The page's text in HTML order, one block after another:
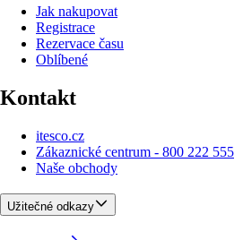
Jak nakupovat
Registrace
Rezervace času
Oblíbené
Kontakt
itesco.cz
Zákaznické centrum - 800 222 555
Naše obchody
Užitečné odkazy